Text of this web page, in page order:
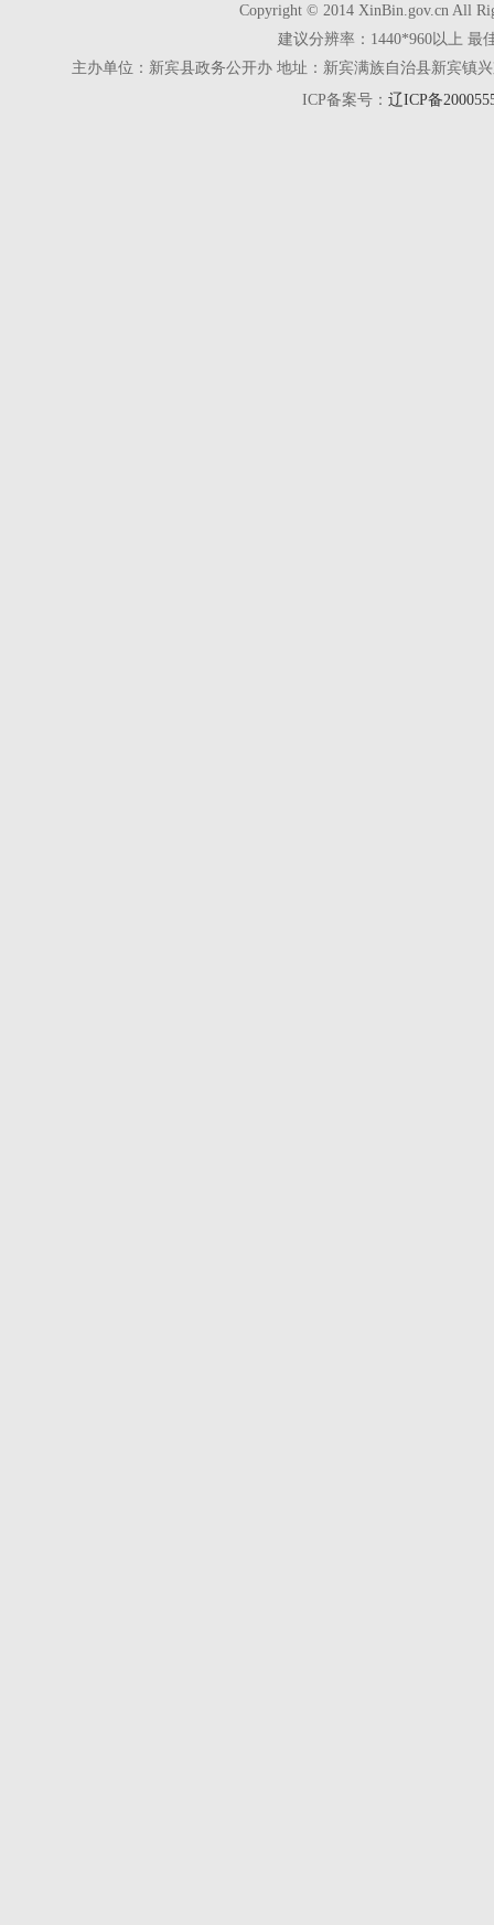
Copyright © 2014 XinBin.gov.cn All
建议分辨率：1440*960以上 最
主办单位：新宾县政务公开办 地址：新宾满族自治县新宾镇
ICP备案号： 辽ICP备